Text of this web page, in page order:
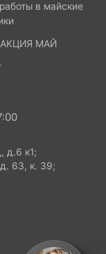
в майские
МАЙ
д.6 к1;
63, к. 39;